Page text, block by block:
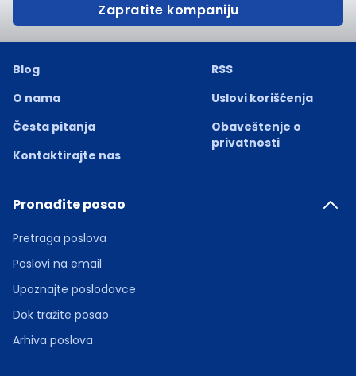
Zapratite kompaniju
Blog
O nama
Česta pitanja
Kontaktirajte nas
RSS
Uslovi korišćenja
Obaveštenje o
privatnosti
Pronađite posao
Pretraga poslova
Poslovi na email
Upoznajte poslodavce
Dok tražite posao
Arhiva poslova